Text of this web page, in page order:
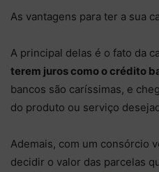
As vantagens para ter a sua
A principal delas é o fato da
terem juros como o crédito
bancos são caríssimas, e
do produto ou serviço
Ademais, com um consórcio
decidir o valor das parcelas